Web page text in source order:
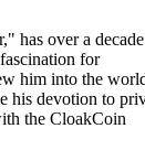
has over a
for
him into the
his devotion to
the CloakCoin